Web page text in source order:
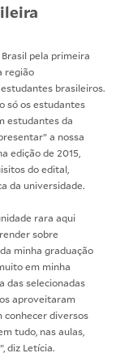
pela primeira
região
brasileiros.
só os estudantes
estudantes da
a nossa
edição de 2015,
do edital,
da universidade.
rara aqui
sobre
minha graduação
em minha
das selecionadas
aproveitaram
conhecer diversos
tudo, nas aulas,
diz Letícia.